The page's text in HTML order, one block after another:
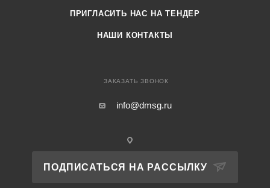
ПРИГЛАСИТЬ НАС НА ТЕНДЕР
НАШИ КОНТАКТЫ
ЗАКАЗАТЬ ЗВОНОК
info@dmsg.ru
ПОДПИСАТЬСЯ НА РАССЫЛКУ